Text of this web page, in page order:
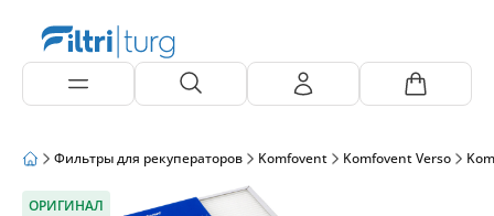
Фильтры для рекуператоров Komfovent Komfovent Verso
ОРИГИНАЛ